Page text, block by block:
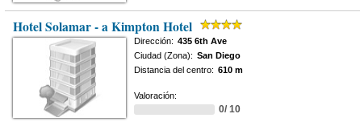
Hotel Solamar - a Kimpton Hotel
Dirección: 435 6th Ave
Ciudad (Zona): San Diego
Distancia del centro: 610 m
Valoración:
0/ 10